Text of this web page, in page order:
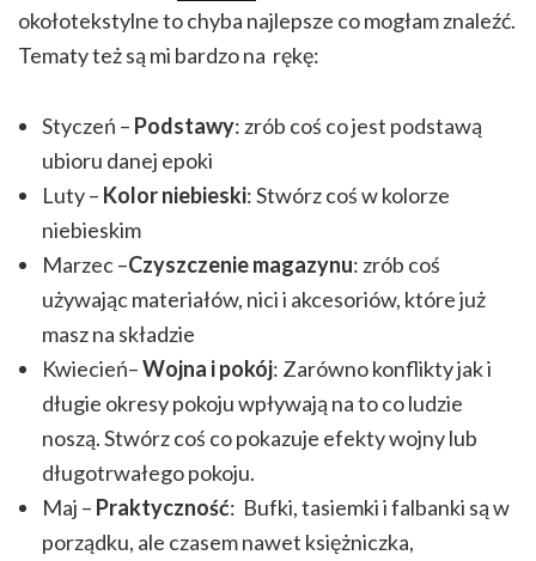
okołotekstylne to chyba najlepsze co mogłam znaleźć.
Tematy też są mi bardzo na rękę:
Styczeń – Podstawy: zrób coś co jest podstawą
ubioru danej epoki
Luty – Kolor niebieski: Stwórz coś w kolorze
niebieskim
Marzec –Czyszczenie magazynu: zrób coś
używając materiałów, nici i akcesoriów, które już
masz na składzie
Kwiecień–Wojna i pokój: Zarówno konflikty jak i
długie okresy pokoju wpływają na to co ludzie
noszą. Stwórz coś co pokazuje efekty wojny lub
długotrwałego pokoju.
Maj – Praktyczność: Bufki, tasiemki i falbanki są w
porządku, ale czasem nawet księżniczka,